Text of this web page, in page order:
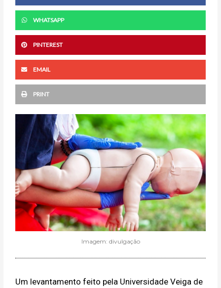
WHATSAPP
PINTEREST
EMAIL
PRINT
Imagem: divulgação
Um levantamento feito pela Universidade Veiga de